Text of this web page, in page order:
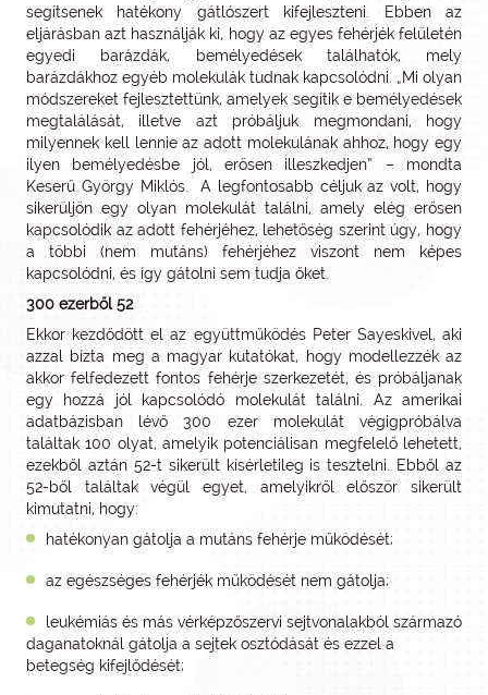
segítsenek hatékony gátlószert kifejleszteni. Ebben az
eljárásban azt használják ki, hogy az egyes fehérjék felületén
egyedi barázdák, bemélyedések találhatók, mely
barázdákhoz egyéb molekulák tudnak kapcsolódni. „Mi olyan
módszereket fejlesztettünk, amelyek segítik e bemélyedések
megtalálását, illetve azt próbáljuk megmondani, hogy
milyennek kell lennie az adott molekulának ahhoz, hogy egy
ilyen bemélyedésbe jól, erősen illeszkedjen” – mondta
Keserű György Miklós. A legfontosabb céljuk az volt, hogy
sikerüljön egy olyan molekulát találni, amely elég erősen
kapcsolódik az adott fehérjéhez, lehetőség szerint úgy, hogy
a többi (nem mutáns) fehérjéhez viszont nem képes
kapcsolódni, és így gátolni sem tudja őket.
300 ezerből 52
Ekkor kezdődött el az együttműködés Peter Sayeskivel, aki
azzal bízta meg a magyar kutatókat, hogy modellezzék az
akkor felfedezett fontos fehérje szerkezetét, és próbáljanak
egy hozzá jól kapcsolódó molekulát találni. Az amerikai
adatbázisban lévő 300 ezer molekulát végigpróbálva
találtak 100 olyat, amelyik potenciálisan megfelelő lehetett,
ezekből aztán 52-t sikerült kísérletileg is tesztelni. Ebből az
52-ből találtak végül egyet, amelyikről először sikerült
kimutatni, hogy:
hatékonyan gátolja a mutáns fehérje működését;
az egészséges fehérjék működését nem gátolja;
leukémiás és más vérképzőszervi sejtvonalakból származó
daganatoknál gátolja a sejtek osztódását és ezzel a
betegség kifejlődését;